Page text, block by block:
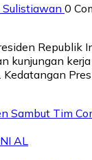
Sulistiawan 0
Republik
kunjungan
AL